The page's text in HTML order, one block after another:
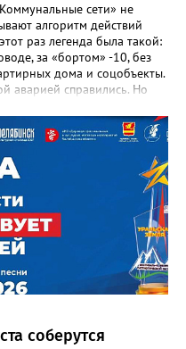
сети» не
алгоритм действий
раз легенда была такой:
за «бортом» -10, без
дома и соцобъекты.
аварией справились. Но
компании
предотвращения
сети
взаимодействие с
ЕДДС и иными службами»,
ГЖИ Ирина
в
слаженно. И
со всеми
тепла до конечных
соберутся